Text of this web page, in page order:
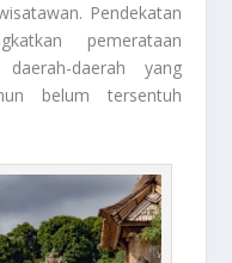
Pendekatan
pemerataan
daerah yang
belum tersentuh